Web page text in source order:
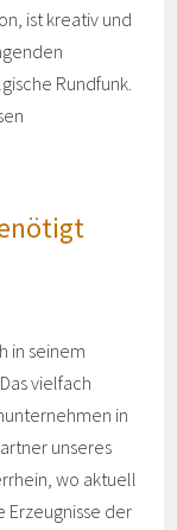
ist kreativ und
Rundfunk.
in seinem
vielfach
in
unseres
wo aktuell
Erzeugnisse der